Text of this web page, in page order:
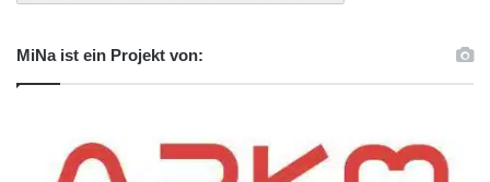
MiNa ist ein Projekt von: